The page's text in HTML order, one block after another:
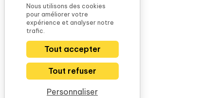
Nous utilisons des cookies
pour améliorer votre
expérience et analyser notre
trafic.
Tout accepter
Tout refuser
Personnaliser